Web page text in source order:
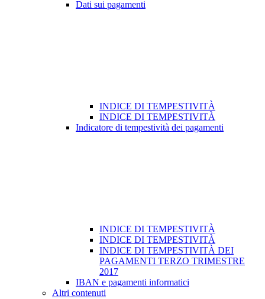
Dati sui pagamenti
INDICE DI TEMPESTIVITÀ
INDICE DI TEMPESTIVITÀ
Indicatore di tempestività dei pagamenti
INDICE DI TEMPESTIVITÀ
INDICE DI TEMPESTIVITÀ
INDICE DI TEMPESTIVITÀ DEI
PAGAMENTI TERZO TRIMESTRE
2017
IBAN e pagamenti informatici
Altri contenuti